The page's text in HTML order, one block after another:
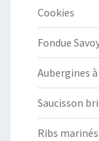
Cookies
Fondue
Aubergines
Saucisson
Ribs